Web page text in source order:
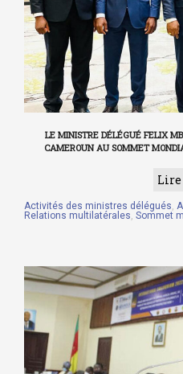
LE MINISTRE DÉLÉGUÉ FELIX
CAMEROUN AU SOMMET
Lire
Activités des ministres délégués,
Relations multilatérales, Sommet